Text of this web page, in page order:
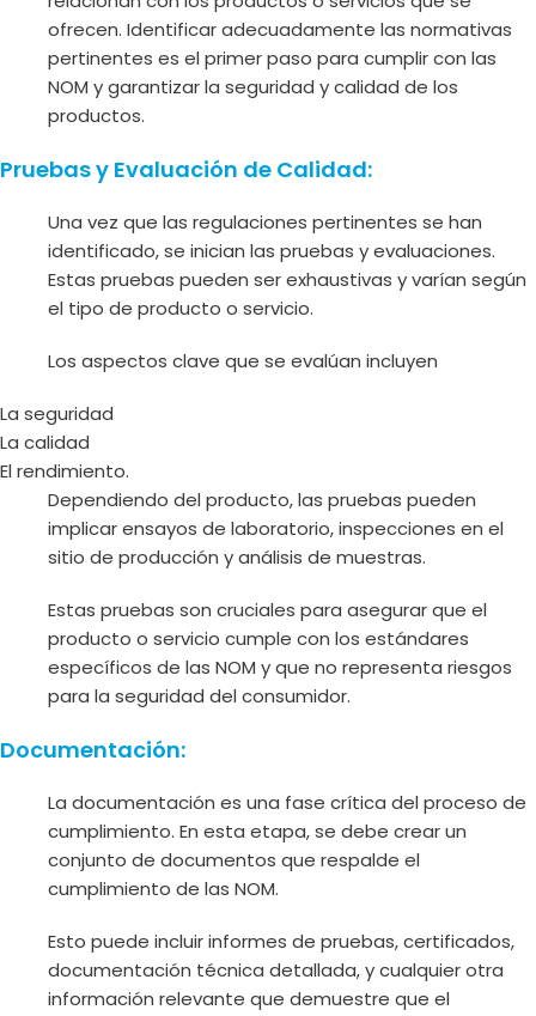
ofrecen. Identificar adecuadamente las normativas
pertinentes es el primer paso para cumplir con las
NOM y garantizar la seguridad y calidad de los
productos.
Pruebas y Evaluación de Calidad:
Una vez que las regulaciones pertinentes se han
identificado, se inician las pruebas y evaluaciones.
Estas pruebas pueden ser exhaustivas y varían según
el tipo de producto o servicio.
Los aspectos clave que se evalúan incluyen
La seguridad
La calidad
El rendimiento.
Dependiendo del producto, las pruebas pueden
implicar ensayos de laboratorio, inspecciones en el
sitio de producción y análisis de muestras.
Estas pruebas son cruciales para asegurar que el
producto o servicio cumple con los estándares
específicos de las NOM y que no representa riesgos
para la seguridad del consumidor.
Documentación:
La documentación es una fase crítica del proceso de
cumplimiento. En esta etapa, se debe crear un
conjunto de documentos que respalde el
cumplimiento de las NOM.
Esto puede incluir informes de pruebas, certificados,
documentación técnica detallada, y cualquier otra
información relevante que demuestre que el